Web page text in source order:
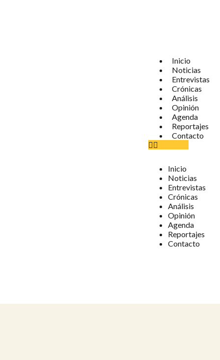
Inicio
Noticias
Entrevistas
Crónicas
Análisis
Opinión
Agenda
Reportajes
Contacto
Inicio
Noticias
Entrevistas
Crónicas
Análisis
Opinión
Agenda
Reportajes
Contacto